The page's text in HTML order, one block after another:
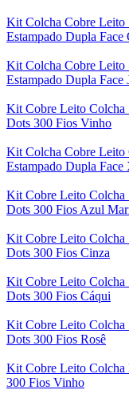
Kit Colcha Cobre Leito
Estampado Dupla Face
Kit Colcha Cobre Leito
Estampado Dupla Face
Kit Cobre Leito Colcha
Dots 300 Fios Vinho
Kit Colcha Cobre Leito
Estampado Dupla Face
Kit Cobre Leito Colcha
Dots 300 Fios Azul
Kit Cobre Leito Colcha
Dots 300 Fios Cinza
Kit Cobre Leito Colcha
Dots 300 Fios Cáqui
Kit Cobre Leito Colcha
Dots 300 Fios Rosê
Kit Cobre Leito Colcha
300 Fios Vinho